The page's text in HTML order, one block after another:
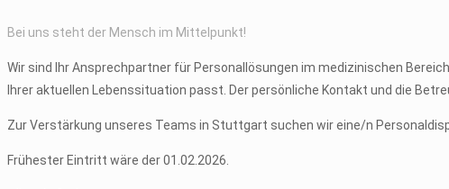
Bei uns steht der Mensch im Mittelpunkt!
Wir sind Ihr Ansprechpartner für Personallösungen im medizinischen
Ihrer aktuellen Lebenssituation passt. Der persönliche Kontakt und die
Zur Verstärkung unseres Teams in Stuttgart suchen wir eine/n
Frühester Eintritt wäre der 01.02.2026.